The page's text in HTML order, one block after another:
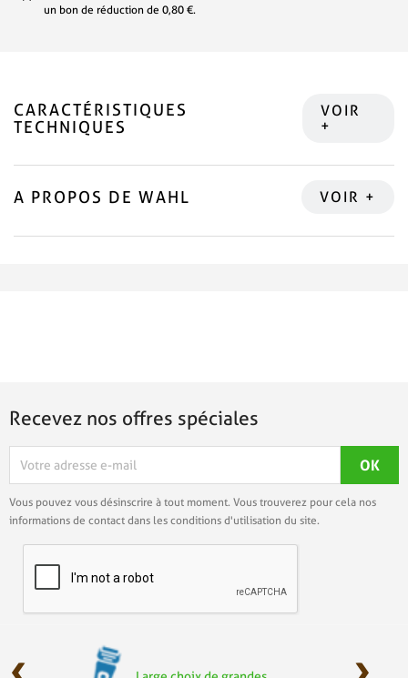
un bon de réduction de 0,80 €.
CARACTÉRISTIQUES
TECHNIQUES
A PROPOS DE WAHL
Recevez nos offres spéciales
Vous pouvez vous désinscrire à tout moment. Vous trouverez pour cela nos
informations de contact dans les conditions d'utilisation du site.